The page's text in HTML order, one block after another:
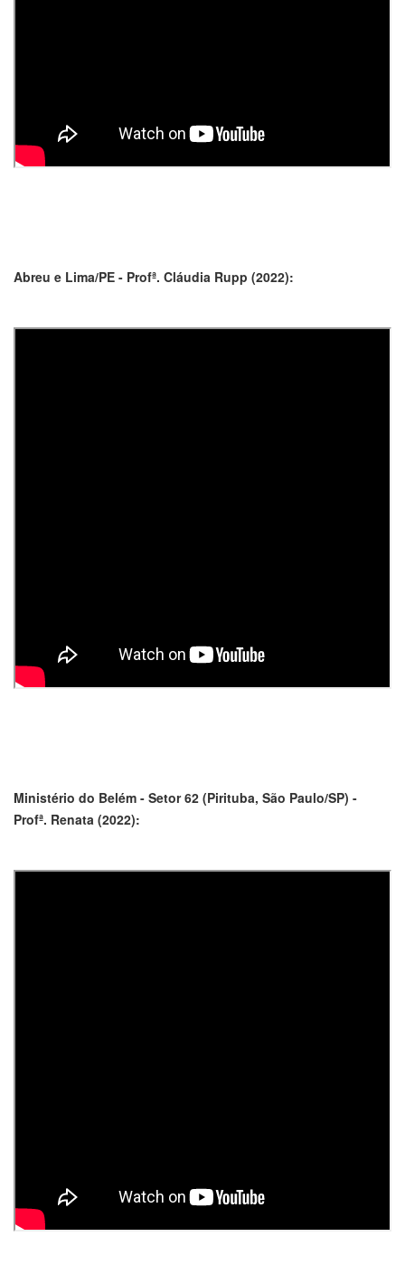
Abreu e Lima/PE - Profª. Cláudia Rupp (2022):
Ministério do Belém - Setor 62 (Pirituba, São Paulo/SP) -
Profª. Renata (2022):